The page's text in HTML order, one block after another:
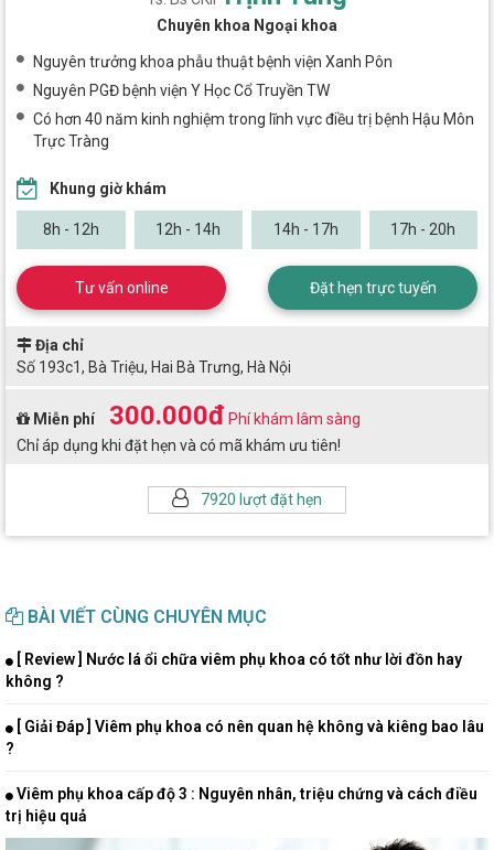
Chuyên khoa Ngoại khoa
Nguyên trưởng khoa phẫu thuật bệnh viện Xanh Pôn
Nguyên PGĐ bệnh viện Y Học Cổ Truyền TW
Có hơn 40 năm kinh nghiệm trong lĩnh vực điều trị bệnh Hậu Môn
Trực Tràng
7920 lượt đặt hẹn
Khung giờ khám
8h - 12h 12h - 14h 14h - 17h 17h - 20h
Tư vấn online Đặt hẹn trực tuyến
Địa chỉ
Số 193c1, Bà Triệu, Hai Bà Trưng, Hà Nội
Miễn phí 300.000đ Phí khám lâm sàng
Chỉ áp dụng khi đặt hẹn và có mã khám ưu tiên!
BÀI VIẾT CÙNG CHUYÊN MỤC
[ Review ] Nước lá ổi chữa viêm phụ khoa có tốt như lời đồn hay
không ?
[ Giải Đáp ] Viêm phụ khoa có nên quan hệ không và kiêng bao lâu
?
Viêm phụ khoa cấp độ 3 : Nguyên nhân, triệu chứng và cách điều
trị hiệu quả